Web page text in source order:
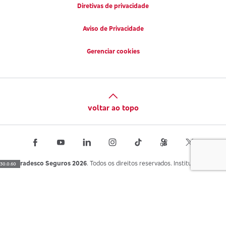
30.0.60
Diretivas de privacidade
Aviso de Privacidade
Gerenciar cookies
voltar ao topo
Bradesco Seguros 2026. Todos os direitos reservados. Institucional.